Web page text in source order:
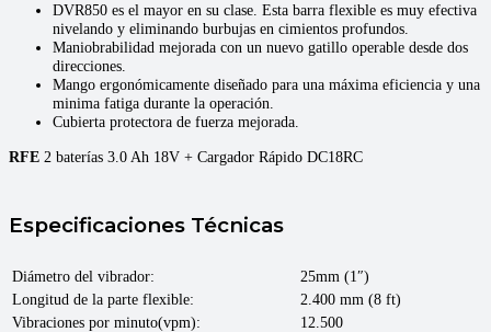
DVR850 es el mayor en su clase. Esta barra flexible es muy efectiva
nivelando y eliminando burbujas en cimientos profundos.
Maniobrabilidad mejorada con un nuevo gatillo operable desde dos
direcciones.
Mango ergonómicamente diseñado para una máxima eficiencia y una
minima fatiga durante la operación.
Cubierta protectora de fuerza mejorada.
RFE 2 baterías 3.0 Ah 18V + Cargador Rápido DC18RC
Especificaciones Técnicas
Diámetro del vibrador:
25mm (1″)
Longitud de la parte flexible:
2.400 mm (8 ft)
Vibraciones por minuto(vpm):
12.500